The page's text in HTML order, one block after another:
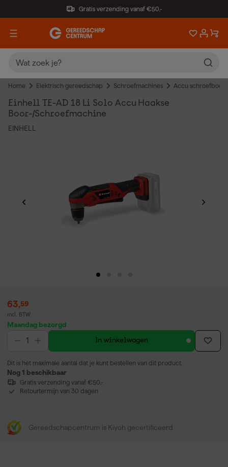
Gratis verzending vanaf €50,-
Home Elektrisch gereedschap Schroefmachines Accu
Einhell TE-AD 18 Li Solo Accu Haakse
Boor-/Schroefmachine
EINHELL
63,59
incl. BTW
Maandag bezorgd
In winkelwagen
Dit is het maximale aantal dat je kunt bestellen van dit product.
Nog 1 beschikbaar
Gratis verzending vanaf €50,-
Retourtermijn van 30 dagen
Gereedschapcentrum is Kiyoh gecertificeerd